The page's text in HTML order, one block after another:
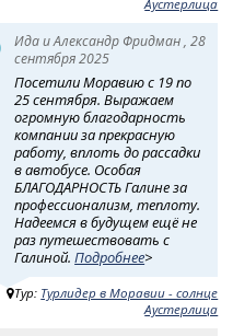
Аустерлица
Ида и Александр Фридман , 28
сентября 2025
Посетили Моравию с 19 по
25 сентября. Выражаем
огромную благодарность
компании за прекрасную
работу, вплоть до рассадки
в автобусе. Особая
БЛАГОДАРНОСТЬ Галине за
профессионализм, теплоту.
Надеемся в будущем ещё не
раз путешествовать с
Галиной.Подробнее>
Тур: Турлидер в Моравии - солнце
Аустерлица